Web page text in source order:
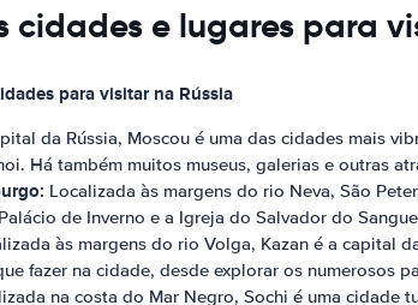
cidades e lugares para
para visitar na Rússia
da Rússia, Moscou é uma das cidades mais
Há também muitos museus, galerias e outras
Localizada às margens do rio Neva, São
de Inverno e a Igreja do Salvador do
às margens do rio Volga, Kazan é a capital
fazer na cidade, desde explorar os numerosos
na costa do Mar Negro, Sochi é uma cidade